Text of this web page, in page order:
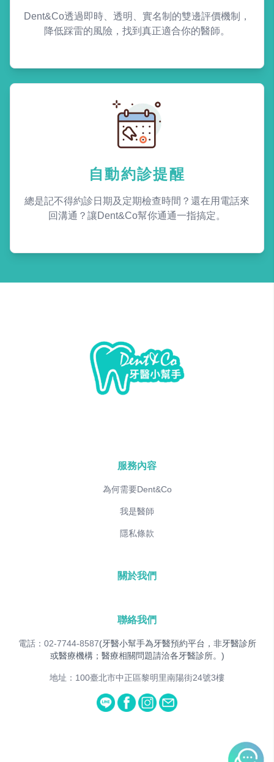
Dent&Co透過即時、透明、實名制的雙邊評價機制，
降低踩雷的風險，找到真正適合你的醫師。
自動約診提醒
總是記不得約診日期及定期檢查時間？還在用電話來
回溝通？讓Dent&Co幫你通通一指搞定。
服務內容
為何需要Dent&Co
我是醫師
隱私條款
關於我們
聯絡我們
電話：02-7744-8587(牙醫小幫手為牙醫預約平台，非牙醫診所
或醫療機構；醫療相關問題請洽各牙醫診所。)
地址：100臺北市中正區黎明里南陽街24號3樓